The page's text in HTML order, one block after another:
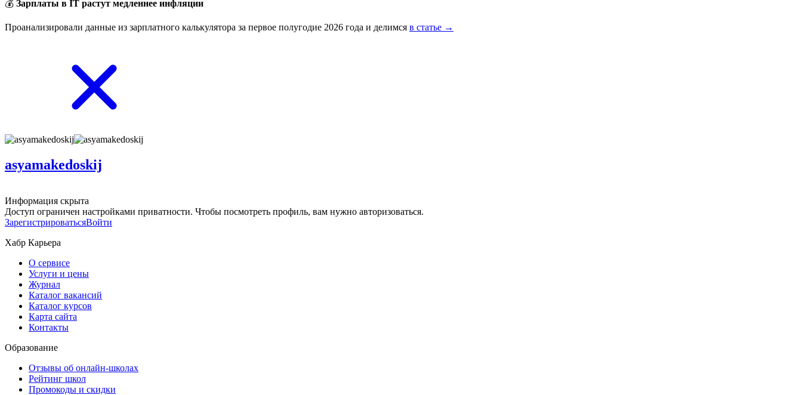
💰 Зарплаты в IT растут медленнее инфляции
Проанализировали данные из зарплатного калькулятора за первое полугодие 2026 года и делимся в статье →
asyamakedoskij
Информация скрыта
Доступ ограничен настройками приватности. Чтобы посмотреть профиль, вам нужно авторизоваться.
ЗарегистрироватьсяВойти
Хабр Карьера
О сервисе
Услуги и цены
Журнал
Каталог вакансий
Каталог курсов
Карта сайта
Контакты
Образование
Отзывы об онлайн-школах
Рейтинг школ
Промокоды и скидки